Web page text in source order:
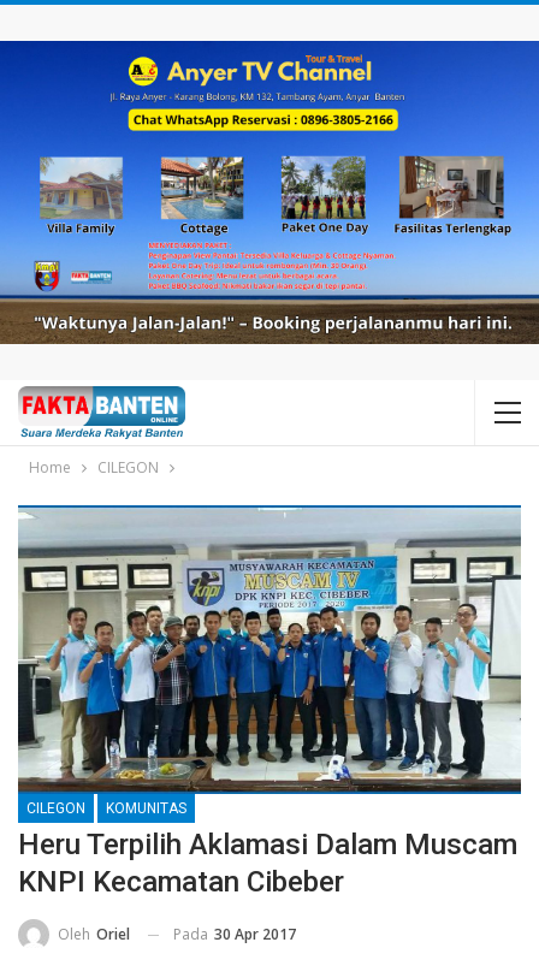
Home CILEGON
CILEGON KOMUNITAS
Heru Terpilih Aklamasi Dalam Muscam
KNPI Kecamatan Cibeber
Oleh Oriel Pada 30 Apr 2017